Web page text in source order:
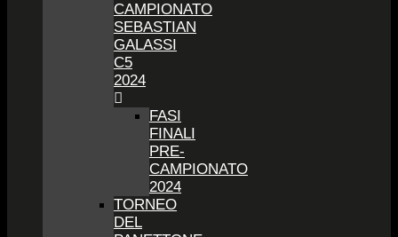
CAMPIONATO
SEBASTIAN
GALASSI
C5
2024
FASI
FINALI
PRE-
CAMPIONATO
2024
TORNEO
DEL